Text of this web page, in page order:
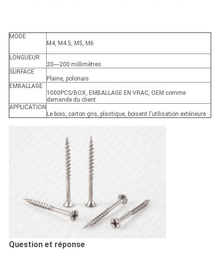
MODE
M4, M4.5, M5, M6
LONGUEUR
20----200 millimètres
SURFACE
Plaine, polonais
EMBALLAGE
1000PCS/BOX, EMBALLAGE EN VRAC, OEM comme
demande du client
APPLICATION
Le bois, carton gris, plastique, boisent l'utilisation extérieure
Question et réponse